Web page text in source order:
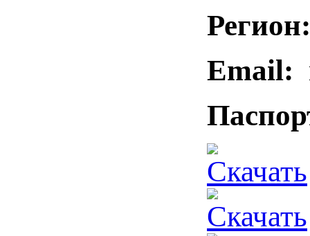
Регион:
Email:
Скачать
Скачать